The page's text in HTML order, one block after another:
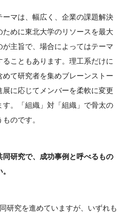
マは、幅広く、企業の課題解決
めに東北大学のリソースを最大
主旨で、場合によってはテーマ
こともあります。理工系だけに
て研究者を集めブレーンストー
展に応じてメンバーを柔軟に変更
す。「組織」対「組織」で骨太の
のです。
研究で、成功事例と呼べるもの
研究を進めていますが、いずれも